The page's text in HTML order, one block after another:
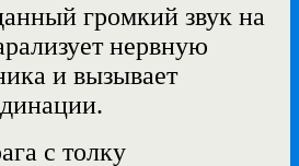
громкий звук на
нервную
и вызывает
с толку